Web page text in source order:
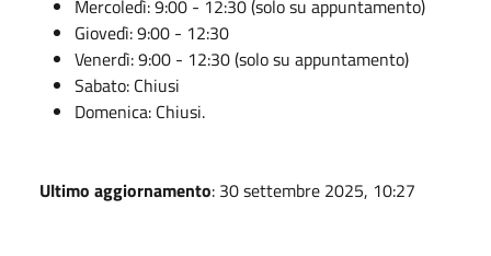
Mercoledì: 9:00 - 12:30 (solo su appuntamento)
Giovedì: 9:00 - 12:30
Venerdì: 9:00 - 12:30 (solo su appuntamento)
Sabato: Chiusi
Domenica: Chiusi.
Ultimo aggiornamento: 30 settembre 2025, 10:27